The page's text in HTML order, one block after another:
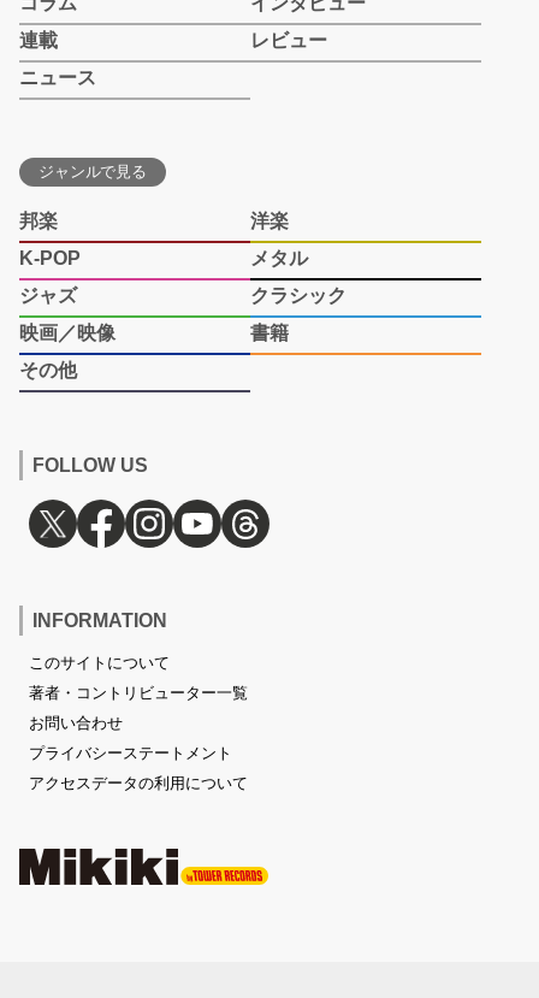
連載
レビュー
ニュース
ジャンルで見る
邦楽
洋楽
K-POP
メタル
ジャズ
クラシック
映画／映像
書籍
その他
FOLLOW US
INFORMATION
このサイトについて
著者・コントリビューター一覧
お問い合わせ
プライバシーステートメント
アクセスデータの利用について